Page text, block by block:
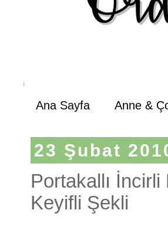
Ana Sayfa Anne &
23 Şubat
Portakallı
Keyifli Şekli